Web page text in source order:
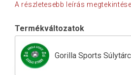
A részletesebb leírás megtekintése
Termékváltozatok
Gorilla Sports